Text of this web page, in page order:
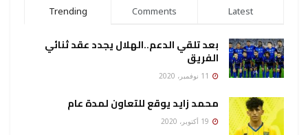
Trending Comments Latest
بعد تلقي الدعم..الهلال يجدد عقد ثنائي
الفريق
محمد زايد يوقع للتعاون لمدة عام